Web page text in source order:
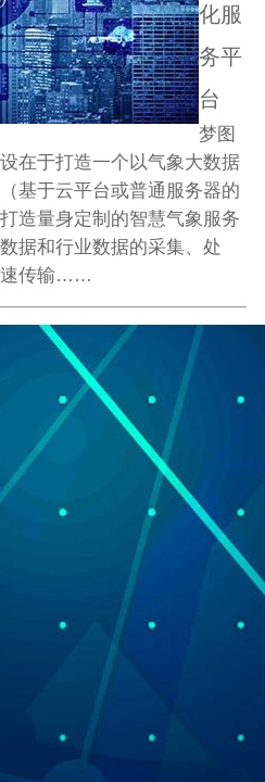
化服
务平
台
梦图
在于打造一个以气象大数据
基于云平台或普通服务器的
造量身定制的智慧气象服务
据和行业数据的采集、处
速传输……